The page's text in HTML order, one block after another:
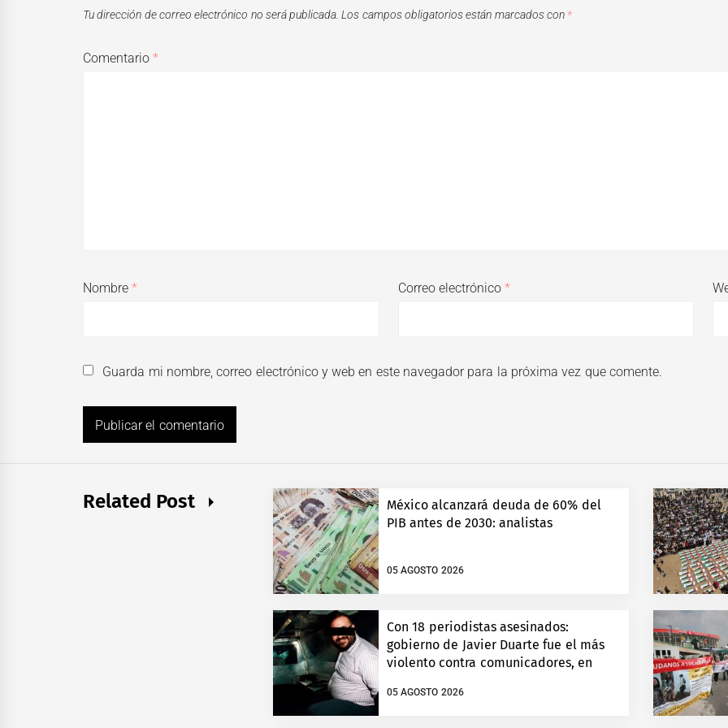
Tu dirección de correo electrónico no será publicada. Los campos obligatorios están marcados con *
Comentario*
Nombre* Correo electrónico*
Guarda mi nombre, correo electrónico y web en este navegador para la próxima vez que comente.
Related Post
México alcanzará deuda de 60% del
PIB antes de 2030: analistas
05 AGOSTO 2026
Con 18 periodistas asesinados:
gobierno de Javier Duarte fue el más
violento contra comunicadores, en
05 AGOSTO 2026